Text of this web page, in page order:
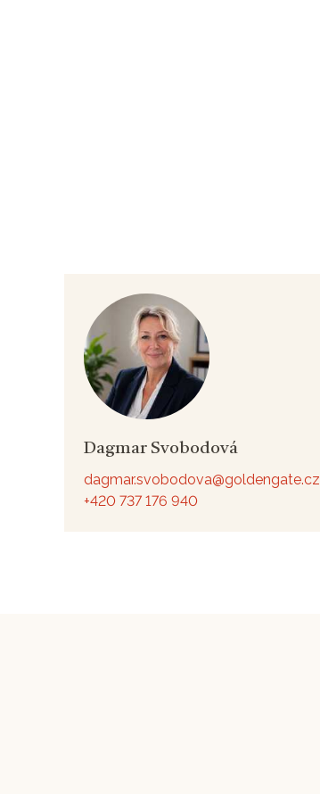
Dagmar Svobodová
dagmar.svobodova@goldengate.cz
+420 737 176 940